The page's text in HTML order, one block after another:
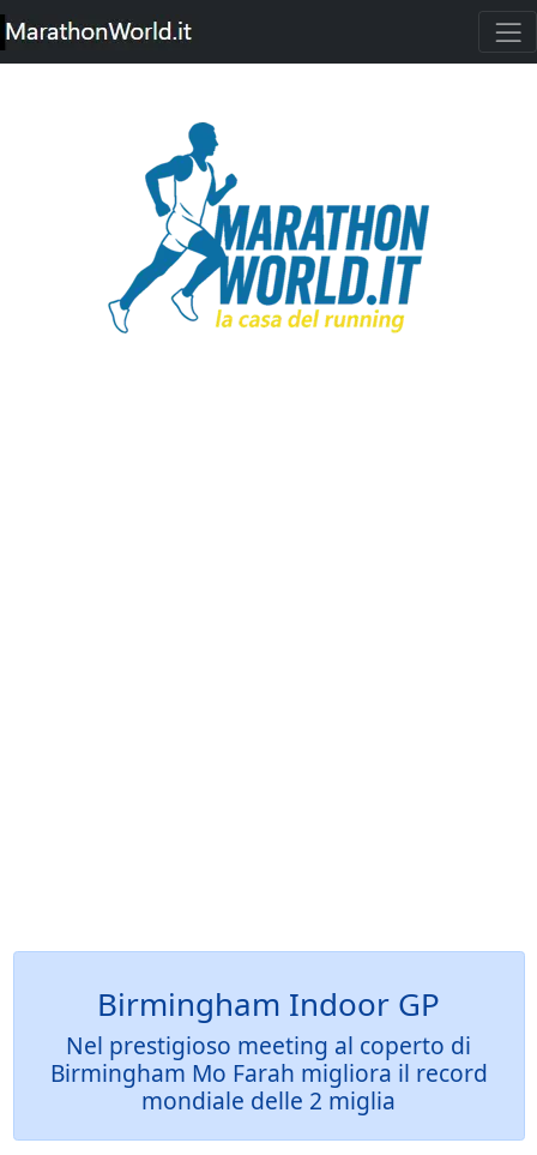
Birmingham Indoor GP
Nel prestigioso meeting al coperto di
Birmingham Mo Farah migliora il record
mondiale delle 2 miglia